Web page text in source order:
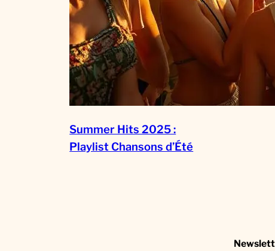
Summer Hits 2025 :
Playlist Chansons d’Été